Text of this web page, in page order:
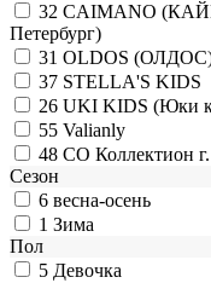
32 CAIMANO
Петербург)
31 OLDOS (ОЛДОС)
37 STELLA'S KIDS
26 UKI KIDS (Юки
55 Valianly
48 СО Коллектион
Сезон
6 весна-осень
1 Зима
Пол
5 Девочка